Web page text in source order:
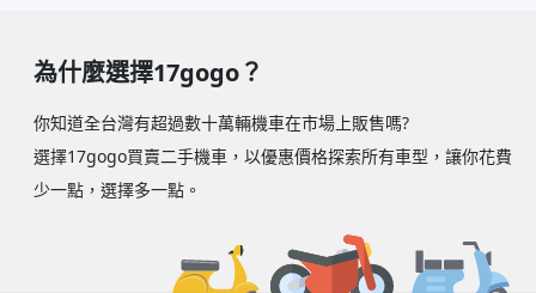
為什麼選擇17gogo？
你知道全台灣有超過數十萬輛機車在市場上販售嗎?
選擇17gogo買賣二手機車，以優惠價格探索所有車型，讓你花費
少一點，選擇多一點。